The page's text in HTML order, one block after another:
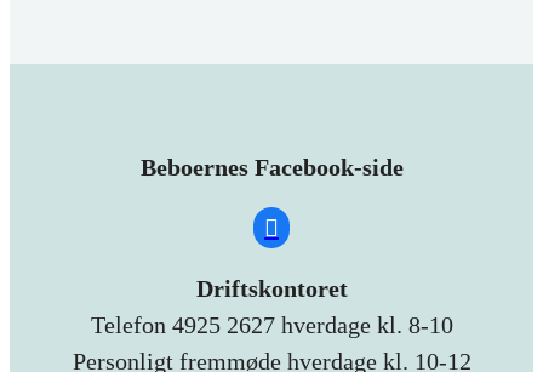
Beboernes Facebook-side
Driftskontoret
Telefon 4925 2627 hverdage kl. 8-10
Personligt fremmøde hverdage kl. 10-12